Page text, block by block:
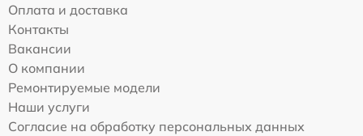
Оплата и доставка
Контакты
Вакансии
О компании
Ремонтируемые модели
Наши услуги
Согласие на обработку персональных данных